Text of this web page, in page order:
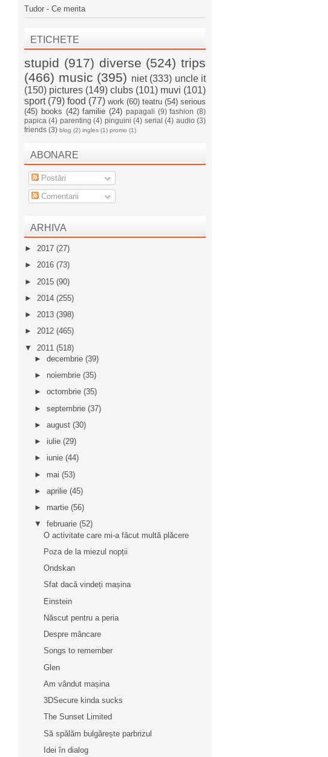
Tudor - Ce merita
ETICHETE
stupid (917) diverse (524) trips
(466) music (395) niet (333) uncle it
(150) pictures (149) clubs (101) muvi (101)
sport (79) food (77) work (60) teatru (54) serious
(45) books (42) familie (24) papagali (9) fashion (8)
papica (4) parenting (4) pinguini (4) serial (4) audio (3)
friends (3) blog (2) ingles (1) promo (1)
ABONARE
Postări
Comentarii
ARHIVA
► 2017 (27)
► 2016 (73)
► 2015 (90)
► 2014 (255)
► 2013 (398)
► 2012 (465)
▼ 2011 (518)
► decembrie (39)
► noiembrie (35)
► octombrie (35)
► septembrie (37)
► august (30)
► iulie (29)
► iunie (44)
► mai (53)
► aprilie (45)
► martie (56)
▼ februarie (52)
O activitate care mi-a făcut multă plăcere
Poza de la miezul nopții
Ondskan
Sfat dacă vindeți mașina
Einstein
Născut pentru a peria
Despre mâncare
Songs to remember
Glen
Am vândut mașina
3DSecure kinda sucks
The Sunset Limited
Să spălăm bulgărește parbrizul
Idei în dialog